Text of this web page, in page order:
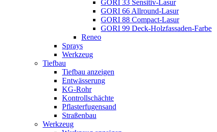
GORI 33 Sensitiv-Lasur
GORI 66 Allround-Lasur
GORI 88 Compact-Lasur
GORI 99 Deck-Holzfassaden-Farbe
Reneo
Sprays
Werkzeug
Tiefbau
Tiefbau anzeigen
Entwässerung
KG-Rohr
Kontrollschächte
Pflasterfugensand
Straßenbau
Werkzeug